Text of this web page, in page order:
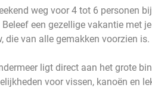
weg voor 4 tot 6 personen
een gezellige vakantie met
die van alle gemakken voorzien is.
ligt direct aan het grote
voor vissen, kanoën en